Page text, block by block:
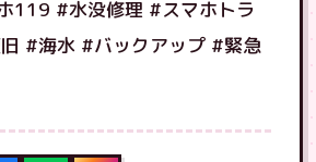
119 #水没修理 #スマホトラ
#海水 #バックアップ #緊急